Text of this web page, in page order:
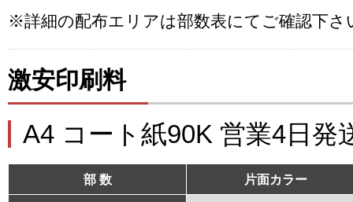
※詳細の配布エリアは部数表にてご確認下さ
激安印刷料
A4 コート紙90K 営業4日発
部 数 片面カラー